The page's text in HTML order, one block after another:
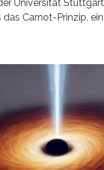
Universität
das Carnot-Prinzip,
von Atomen gilt,
voranbringen. Das
Science
10.1126/
oder
Sie wandeln